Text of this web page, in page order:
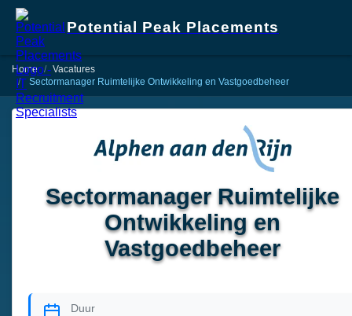
Potential Peak Placements
Home
Vacatures
Sectormanager Ruimtelijke Ontwikkeling en Vastgoedbeheer
Sectormanager Ruimtelijke
Ontwikkeling en
Vastgoedbeheer
Duur